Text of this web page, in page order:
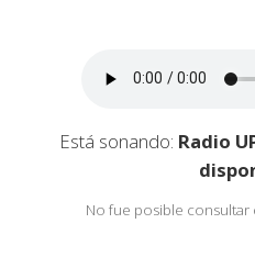
Está sonando: Radio
No fue posible consultar